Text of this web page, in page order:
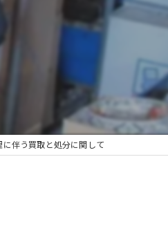
に伴う買取と処分に関して